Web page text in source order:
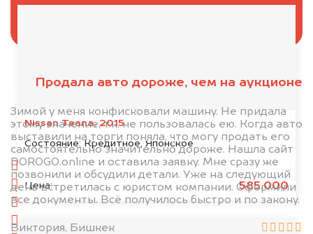
Nissan Teana, 2015
Состояние:Кредитное, Японское
Цена: 585.000
Продала авто дороже, чем на аукционе
Зимой у меня конфисковали машину. Не придала
этому значение, т.к. не пользовалась ею. Когда авто
выставили на торги поняла, что могу продать его
самостоятельно значительно дороже. Нашла сайт
DOROGO.online и оставила заявку. Мне сразу же
позвонили и обсудили детали. Уже на следующий
день встретилась с юристом компании. Оформили
все документы. Всё получилось быстро и по закону.
Виктория, Бишкек
минуту эксперт-оценщик назовёт сумму.
1. Сфотографируйте машину:
спереди
сзади
слева